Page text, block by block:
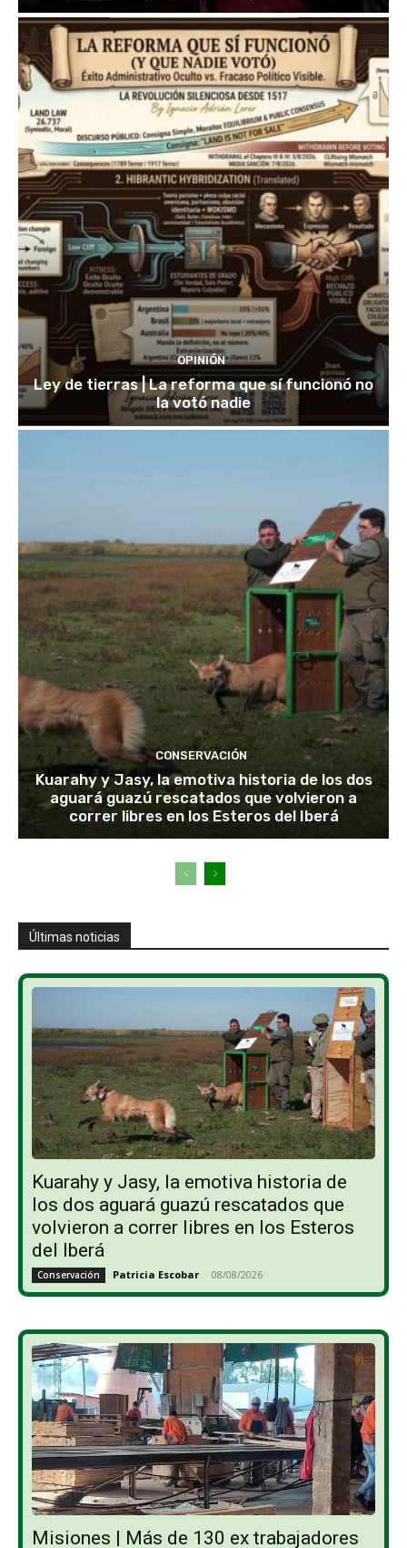
OPINIÓN
Ley de tierras | La reforma que sí funcionó no
la votó nadie
CONSERVACIÓN
Kuarahy y Jasy, la emotiva historia de los dos
aguará guazú rescatados que volvieron a
correr libres en los Esteros del Iberá
Últimas noticias
Kuarahy y Jasy, la emotiva historia de
los dos aguará guazú rescatados que
volvieron a correr libres en los Esteros
del Iberá
Conservación Patricia Escobar - 08/08/2026
Misiones | Más de 130 ex trabajadores